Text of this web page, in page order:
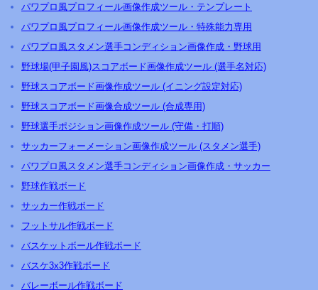
パワプロ風プロフィール画像作成ツール・テンプレート
パワプロ風プロフィール画像作成ツール・特殊能力専用
パワプロ風スタメン選手コンディション画像作成・野球用
野球場(甲子園風)スコアボード画像作成ツール (選手名対応)
野球スコアボード画像作成ツール (イニング設定対応)
野球スコアボード画像合成ツール (合成専用)
野球選手ポジション画像作成ツール (守備・打順)
サッカーフォーメーション画像作成ツール (スタメン選手)
パワプロ風スタメン選手コンディション画像作成・サッカー
野球作戦ボード
サッカー作戦ボード
フットサル作戦ボード
バスケットボール作戦ボード
バスケ3x3作戦ボード
バレーボール作戦ボード